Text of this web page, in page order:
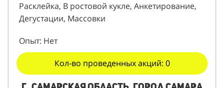
Расклейка, В ростовой кукле, Анкетирование,
Дегустации, Массовки
Опыт: Нет
Кол-во проведенных акций: 0